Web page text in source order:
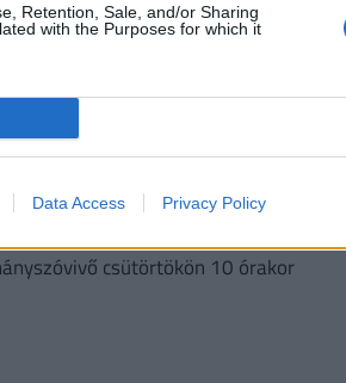
Retention, Sale, and/or Sharing
with the Purposes for which it
Data Access Privacy Policy
sajtótájékoztatót Gulyás
a magyarországi
csütörtökön 10 órakor